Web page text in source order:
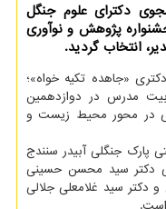
دکترای علوم جنگل
پژوهش و نوآوری
انتخاب گردید.
«جاهده تکیه خواه»؛
مدرس در دوازدهمین
در محور محیط زیست و
پارک جنگلی آبیدر سنندج
دکتر سید محسن حسینی
و دکتر سید غلامعلی جلالی